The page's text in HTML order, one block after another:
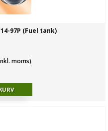
14-97P (Fuel tank)
moms)